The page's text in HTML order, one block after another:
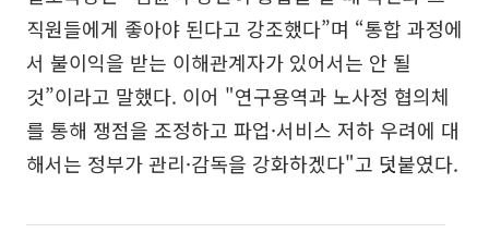
직원들에게 좋아야 된다고 강조했다”며 “통합 과정에
서 불이익을 받는 이해관계자가 있어서는 안 될
것”이라고 말했다. 이어 "연구용역과 노사정 협의체
를 통해 쟁점을 조정하고 파업·서비스 저하 우려에 대
해서는 정부가 관리·감독을 강화하겠다"고 덧붙였다.